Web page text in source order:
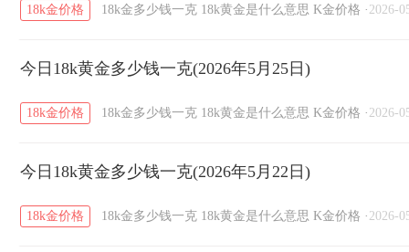
18k金价格 18k金多少钱一克 18k黄金是什么意思 K金价格 · 2026-
今日18k黄金多少钱一克(2026年5月25日)
18k金价格 18k金多少钱一克 18k黄金是什么意思 K金价格 · 2026-
今日18k黄金多少钱一克(2026年5月22日)
18k金价格 18k金多少钱一克 18k黄金是什么意思 K金价格 · 2026-